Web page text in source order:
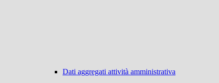
Dati aggregati attività amministrativa